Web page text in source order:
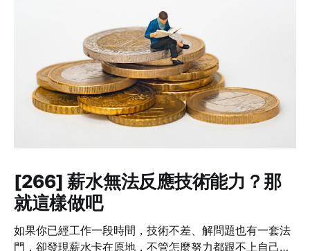
[266] 薪水無法反應技術能力？那
就這樣做吧
如果你已經工作一段時間，技術不差、解問題也有一套法
門，卻發現薪水卡在原地，不管怎麼努力都跟不上自己的